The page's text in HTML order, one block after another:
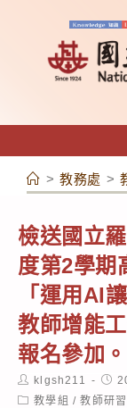
容
> 教務處 >
檢送國立
度第2學期
「運用AI
教師增能
報名參加。
Post
author:
klgsh211
Post
Post教學組 / 教師研習